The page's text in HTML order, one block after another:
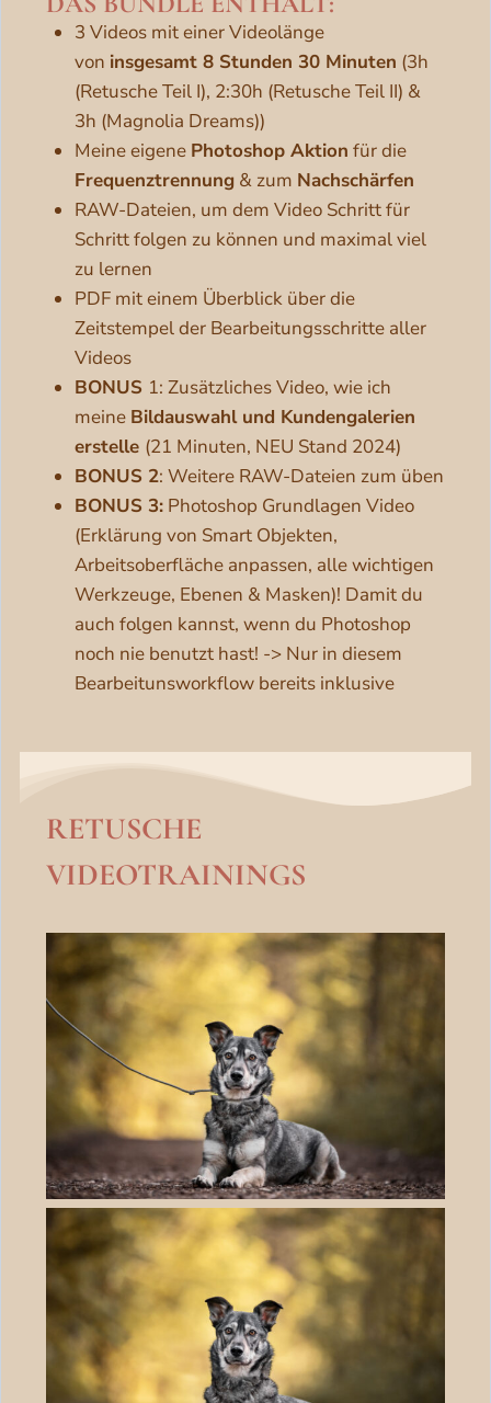
3 Videos mit einer Videolänge
von insgesamt 8 Stunden 30 Minuten (3h
(Retusche Teil I), 2:30h (Retusche Teil II) &
3h (Magnolia Dreams))
Meine eigene Photoshop Aktion für die
Frequenztrennung& zum Nachschärfen
RAW-Dateien, um dem Video Schritt für
Schritt folgen zu können und maximal viel
zu lernen
PDF mit einem Überblick über die
Zeitstempel der Bearbeitungsschritte aller
Videos
BONUS 1: Zusätzliches Video, wie ich
meine Bildauswahl und Kundengalerien
erstelle (21 Minuten, NEU Stand 2024)
BONUS 2: Weitere RAW-Dateien zum üben
BONUS 3:Photoshop Grundlagen Video
(Erklärung von Smart Objekten,
Arbeitsoberfläche anpassen, alle wichtigen
Werkzeuge, Ebenen & Masken)! Damit du
auch folgen kannst, wenn du Photoshop
noch nie benutzt hast! -> Nur in diesem
Bearbeitunsworkflow bereits inklusive
RETUSCHE
VIDEOTRAININGS